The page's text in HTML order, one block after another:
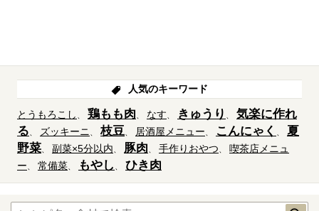
人気のキーワード
とうもろこし 鶏もも肉 なす きゅうり
気楽に作れ
る
ズッキーニ 枝豆 居酒屋メニュー こんにゃく
夏
野菜
副菜×5分以内 豚肉 手作りおやつ
喫茶店メニュ
ー
常備菜 もやし ひき肉